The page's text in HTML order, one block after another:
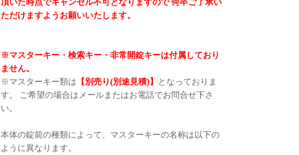
ただけますようお願いいたします。
※マスターキー・検索キー・非常開錠キーは付属しており
ません。
※マスターキー類は 【別売り(別途見積)】
となっておりま
す。 ご希望の場合はメールまたはお電話でお問合せ下さ
い。
本体の錠前の種類によって、マスターキーの名称は以下の
ように異なります。